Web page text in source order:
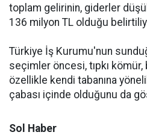
toplam gelirinin, giderler
136 milyon TL olduğu
Türkiye İş Kurumu'nun
seçimler öncesi, tıpkı kömür,
özellikle kendi tabanına
çabası içinde olduğunu da
Sol Haber